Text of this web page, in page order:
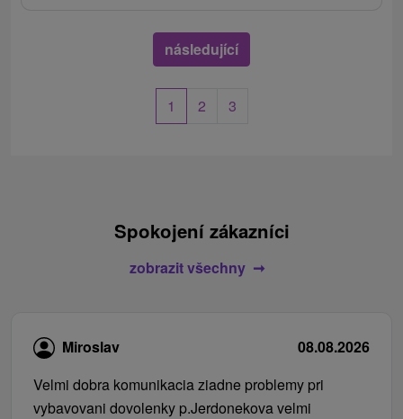
následující
1 2 3
Spokojení zákazníci
zobrazit všechny
Miroslav
08.08.2026
Velmi dobra komunikacia ziadne problemy pri
vybavovani dovolenky p.Jerdonekova velmi